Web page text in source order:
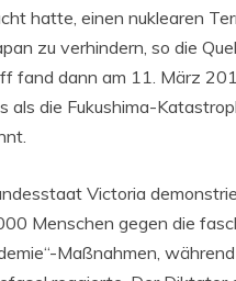
hatte, einen nuklearen
zu verhindern, so die
fand dann am 11. März
als die Fukushima-
Victoria
Menschen gegen die
Maßnahmen,